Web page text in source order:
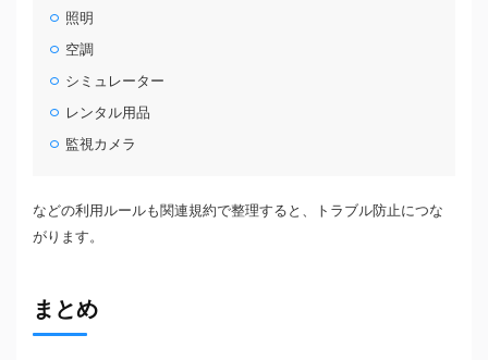
照明
空調
シミュレーター
レンタル用品
監視カメラ
などの利用ルールも関連規約で整理すると、トラブル防止につな
がります。
まとめ